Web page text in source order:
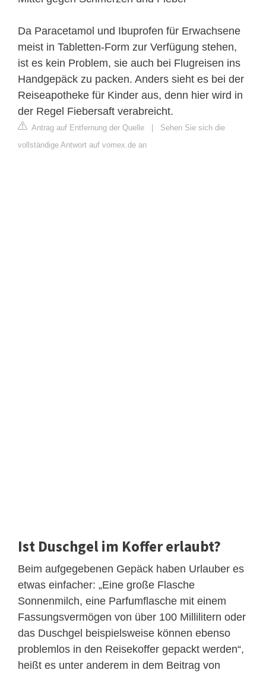
Da Paracetamol und Ibuprofen für Erwachsene
meist in Tabletten-Form zur Verfügung stehen,
ist es kein Problem, sie auch bei Flugreisen ins
Handgepäck zu packen. Anders sieht es bei der
Reiseapotheke für Kinder aus, denn hier wird in
der Regel Fiebersaft verabreicht.
Antrag auf Entfernung der Quelle | Sehen Sie sich die
vollständige Antwort auf vomex.de an
Ist Duschgel im Koffer erlaubt?
Beim aufgegebenen Gepäck haben Urlauber es
etwas einfacher: „Eine große Flasche
Sonnenmilch, eine Parfumflasche mit einem
Fassungsvermögen von über 100 Millilitern oder
das Duschgel beispielsweise können ebenso
problemlos in den Reisekoffer gepackt werden“,
heißt es unter anderem in dem Beitrag von